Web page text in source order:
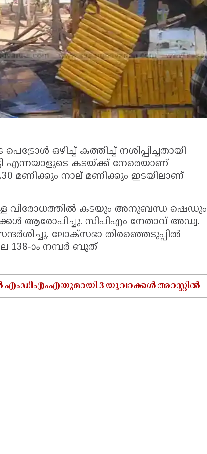
ഒഴിച്ച് കത്തിച്ച് നശിപ്പിച്ചതായി
എന്നയാളുടെ കടയ്ക്ക് നേരെയാണ്
മണിക്കും നാല് മണിക്കും ഇടയിലാണ്
വിരോധത്തിൽ കടയും അനുബന്ധ ഷെഡും
ആരോപിച്ചു. സിപിഎം നേതാവ് അഡ്വ.
ലോക്‌സഭാ തിരഞ്ഞെടുപ്പിൽ
138-ാം നമ്പർ ബൂത്
എംഡിഎംഎയുമായി 3 യുവാക്കൾ അറസ്റ്റിൽ